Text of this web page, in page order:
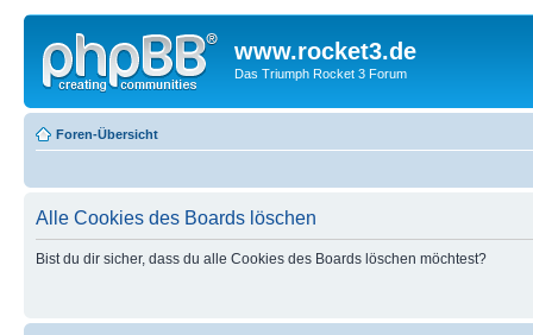
www.rocket3.de
Das Triumph Rocket 3 Forum
Foren-Übersicht
Alle Cookies des Boards löschen
Bist du dir sicher, dass du alle Cookies des Boards löschen möchtest?